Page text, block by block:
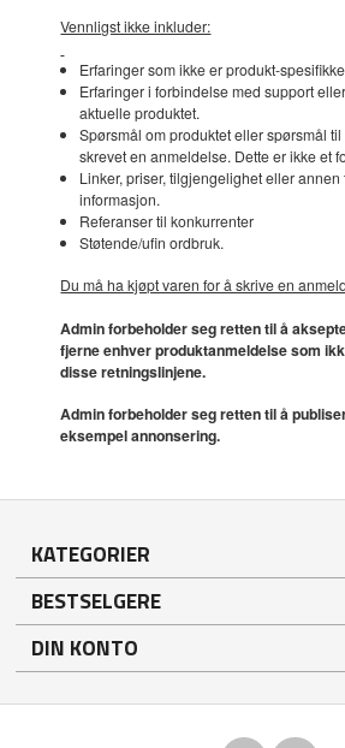
Vennligst ikke inkluder:
Erfaringer som ikke er produkt-
Erfaringer i forbindelse med support
aktuelle produktet.
Spørsmål om produktet eller spørsmål
skrevet en anmeldelse. Dette er ikke et
Linker, priser, tilgjengelighet eller
informasjon.
Referanser til konkurrenter
Støtende/ufin ordbruk.
Du må ha kjøpt varen for å skrive en
Admin forbeholder seg retten til å
fjerne enhver produktanmeldelse som
disse retningslinjene.
Admin forbeholder seg retten til å
eksempel annonsering.
KATEGORIER
BESTSELGERE
DIN KONTO